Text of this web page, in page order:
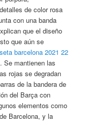
de color rosa
con una banda
que el diseño
que aún se
barcelona 2021 22
Se mantienen las
rojas se degradan
de la bandera de
del Barça con
elementos como
Barcelona, y la